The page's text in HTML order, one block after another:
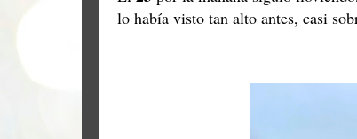
lo había visto tan alto antes, casi